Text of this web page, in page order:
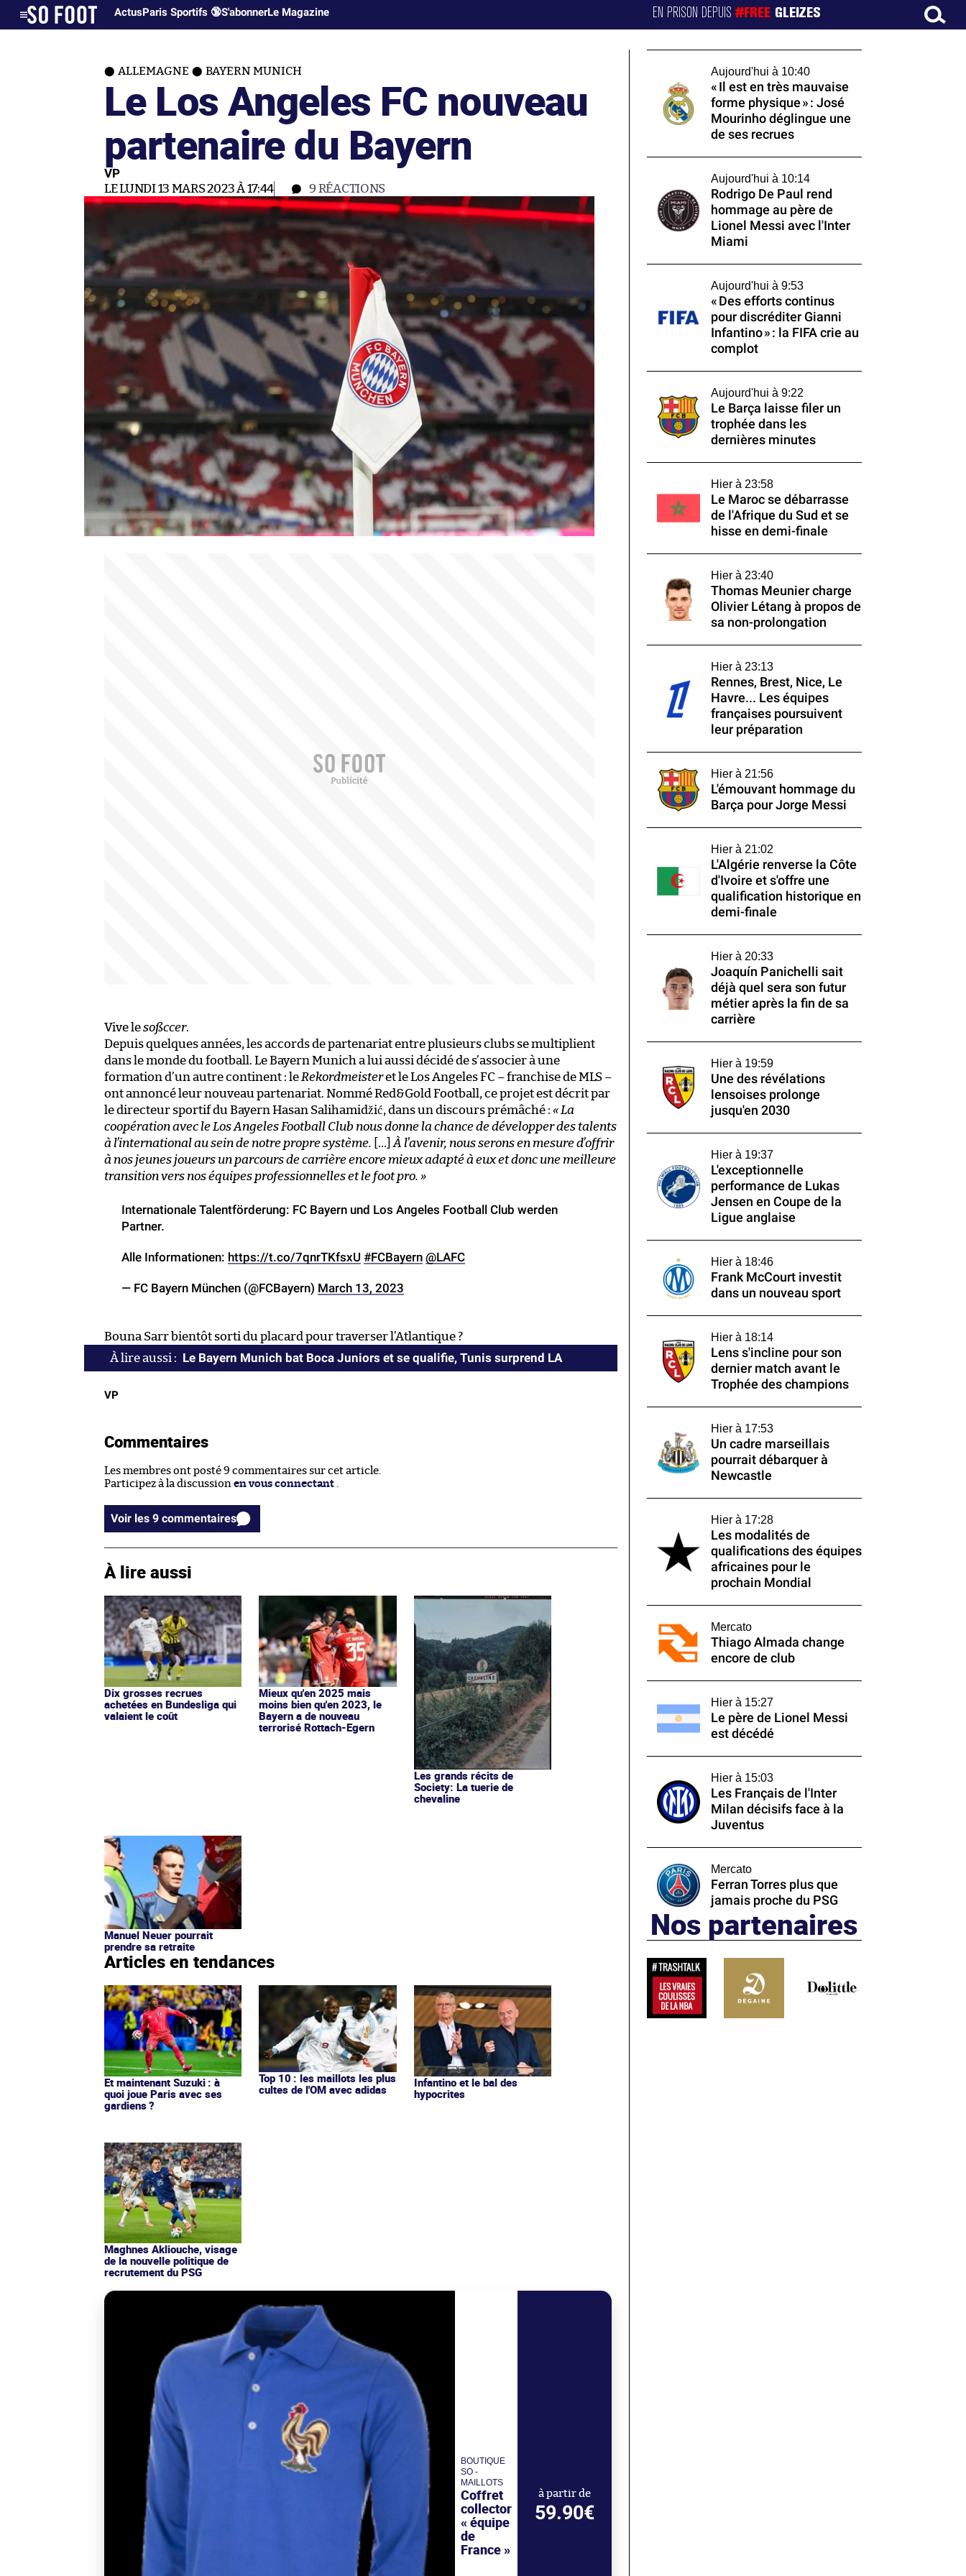
ActusParis Sportifs 🔞S'abonnerLe Magazine EN PRISON DEPUIS#FREE GLEIZES
ALLEMAGNE BAYERN MUNICH
Le Los Angeles FC nouveau
partenaire du Bayern
VP
LE LUNDI 13 MARS 2023 À 17:44 9 RÉACTIONS
Vive lesoßccer.
Depuis quelques années, les accords de partenariat entre plusieurs clubs se multiplient
dans le monde du football. Le Bayern Munich a lui aussi décidé de s’associer à une
formation d’un autre continent : le Rekordmeisteret le Los Angeles FC – franchise de MLS –
ont annoncé leur nouveau partenariat. Nommé Red&Gold Football, ce projet est décrit par
le directeur sportif du Bayern Hasan Salihamidžić, dans un discours prémâché : « La
coopération avec le Los Angeles Football Club nous donne la chance de développer des talents
à l’international au sein de notre propre système.
[…] À l’avenir, nous serons en mesure d’offrir
à nos jeunes joueurs un parcours de carrière encore mieux adapté à eux et donc une meilleure
transition vers nos équipes professionnelles et le foot pro. »
Internationale Talentförderung: FC Bayern und Los Angeles Football Club werden
Partner.
Alle Informationen: https://t.co/7qnrTKfsxU #FCBayern @LAFC
— FC Bayern München (@FCBayern) March 13, 2023
Bouna Sarr bientôt sorti du placard pour traverser l’Atlantique ?
Le Bayern Munich bat Boca Juniors et se qualifie, Tunis surprend LA
VP
Commentaires
Les membres ont posté 9 commentaires sur cet article.
Participez à la discussion en vous connectant
Voir les 9 commentaires
À lire aussi
Dix grosses recrues
achetées en Bundesliga qui
valaient le coût
Mieux qu'en 2025 mais
moins bien qu'en 2023, le
Bayern a de nouveau
terrorisé Rottach-Egern
Les grands récits de
Society: La tuerie de
chevaline
Manuel Neuer pourrait
prendre sa retraite
Articles en tendances
Et maintenant Suzuki : à
quoi joue Paris avec ses
gardiens ?
Top 10 : les maillots les plus
cultes de l'OM avec adidas
Infantino et le bal des
hypocrites
Maghnes Akliouche, visage
de la nouvelle politique de
recrutement du PSG
BOUTIQUE
SO -
MAILLOTS
Coffret
collector
« équipe
de
France »
à partir de
59.90€
Aujourd'hui à 10:40
« Il est en très mauvaise
forme physique » : José
Mourinho déglingue une
de ses recrues
Aujourd'hui à 10:14
Rodrigo De Paul rend
hommage au père de
Lionel Messi avec l'Inter
Miami
Aujourd'hui à 9:53
« Des efforts continus
pour discréditer Gianni
Infantino » : la FIFA crie au
complot
Aujourd'hui à 9:22
Le Barça laisse filer un
trophée dans les
dernières minutes
Hier à 23:58
Le Maroc se débarrasse
de l'Afrique du Sud et se
hisse en demi-finale
Hier à 23:40
Thomas Meunier charge
Olivier Létang à propos de
sa non-prolongation
Hier à 23:13
Rennes, Brest, Nice, Le
Havre... Les équipes
françaises poursuivent
leur préparation
Hier à 21:56
L'émouvant hommage du
Barça pour Jorge Messi
Hier à 21:02
L'Algérie renverse la Côte
d'Ivoire et s'offre une
qualification historique en
demi-finale
Hier à 20:33
Joaquín Panichelli sait
déjà quel sera son futur
métier après la fin de sa
carrière
Hier à 19:59
Une des révélations
lensoises prolonge
jusqu'en 2030
Hier à 19:37
L'exceptionnelle
performance de Lukas
Jensen en Coupe de la
Ligue anglaise
Hier à 18:46
Frank McCourt investit
dans un nouveau sport
Hier à 18:14
Lens s'incline pour son
dernier match avant le
Trophée des champions
Hier à 17:53
Un cadre marseillais
pourrait débarquer à
Newcastle
Hier à 17:28
Les modalités de
qualifications des équipes
africaines pour le
prochain Mondial
Mercato
Thiago Almada change
encore de club
Hier à 15:27
Le père de Lionel Messi
est décédé
Hier à 15:03
Les Français de l'Inter
Milan décisifs face à la
Juventus
Mercato
Ferran Torres plus que
jamais proche du PSG
Nos partenaires